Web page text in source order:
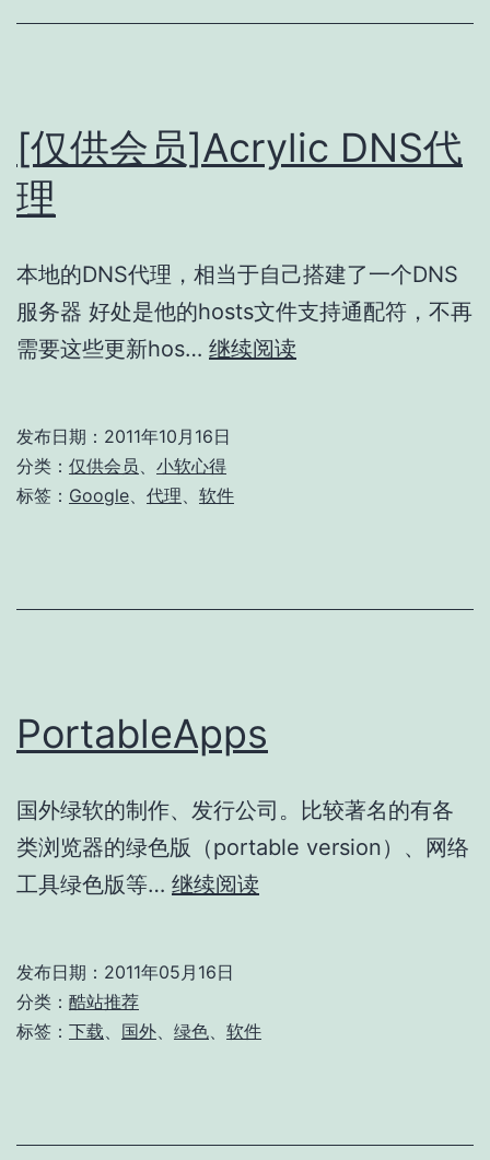
[仅供会员]Acrylic DNS代
理
本地的DNS代理，相当于自己搭建了一个DNS
服务器 好处是他的hosts文件支持通配符，不再
需要这些更新hos… 继续阅读
发布日期： 2011年10月16日
分类： 仅供会员
小软心得
标签： Google 代理 软件
PortableApps
国外绿软的制作、发行公司。比较著名的有各
类浏览器的绿色版（portable version）、网络
工具绿色版等… 继续阅读
发布日期： 2011年05月16日
分类： 酷站推荐
标签： 下载 国外 绿色 软件